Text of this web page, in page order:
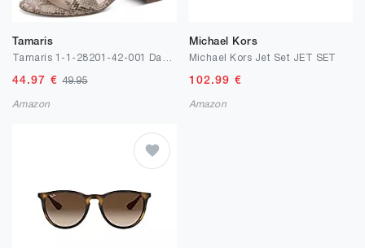
Tamaris
44.97 €49.95
Amazon
Michael Kors
Michael Kors Jet Set JET SET
102.99 €
Amazon